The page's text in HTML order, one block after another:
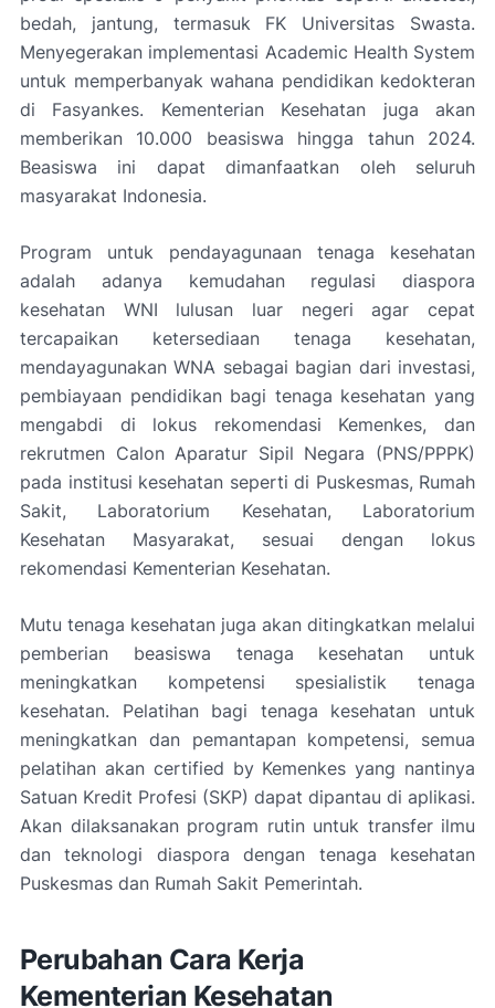
bedah, jantung, termasuk FK Universitas Swasta.
Menyegerakan implementasi Academic Health System
untuk memperbanyak wahana pendidikan kedokteran
di Fasyankes. Kementerian Kesehatan juga akan
memberikan 10.000 beasiswa hingga tahun 2024.
Beasiswa ini dapat dimanfaatkan oleh seluruh
masyarakat Indonesia.
Program untuk pendayagunaan tenaga kesehatan
adalah adanya kemudahan regulasi diaspora
kesehatan WNI lulusan luar negeri agar cepat
tercapaikan ketersediaan tenaga kesehatan,
mendayagunakan WNA sebagai bagian dari investasi,
pembiayaan pendidikan bagi tenaga kesehatan yang
mengabdi di lokus rekomendasi Kemenkes, dan
rekrutmen Calon Aparatur Sipil Negara (PNS/PPPK)
pada institusi kesehatan seperti di Puskesmas, Rumah
Sakit, Laboratorium Kesehatan, Laboratorium
Kesehatan Masyarakat, sesuai dengan lokus
rekomendasi Kementerian Kesehatan.
Mutu tenaga kesehatan juga akan ditingkatkan melalui
pemberian beasiswa tenaga kesehatan untuk
meningkatkan kompetensi spesialistik tenaga
kesehatan. Pelatihan bagi tenaga kesehatan untuk
meningkatkan dan pemantapan kompetensi, semua
pelatihan akan certified by Kemenkes yang nantinya
Satuan Kredit Profesi (SKP) dapat dipantau di aplikasi.
Akan dilaksanakan program rutin untuk transfer ilmu
dan teknologi diaspora dengan tenaga kesehatan
Puskesmas dan Rumah Sakit Pemerintah.
Perubahan Cara Kerja
Kementerian Kesehatan